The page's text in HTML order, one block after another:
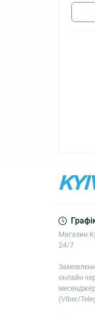
Магазин
24/7
онлайн
(Viber/